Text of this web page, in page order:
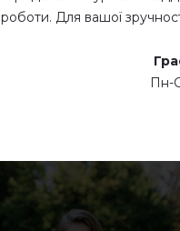
роботи. Для вашої
Пн-